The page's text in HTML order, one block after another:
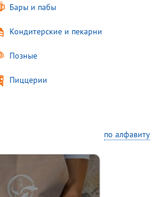
Бары и пабы
Кондитерские и пекарни
Позные
Пиццерии
по алфавиту